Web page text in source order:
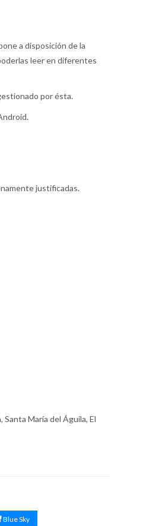
a disposición de la
leer en diferentes
por ésta.
justificadas.
Santa María del Águila, El
Blue Sky